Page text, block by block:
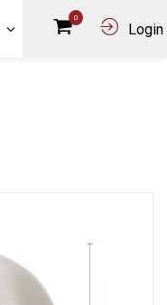
0
Login